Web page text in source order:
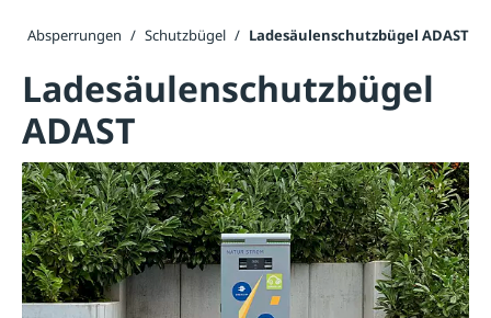
Absperrungen / Schutzbügel / Ladesäulenschutzbügel ADAST
Ladesäulenschutzbügel
ADAST